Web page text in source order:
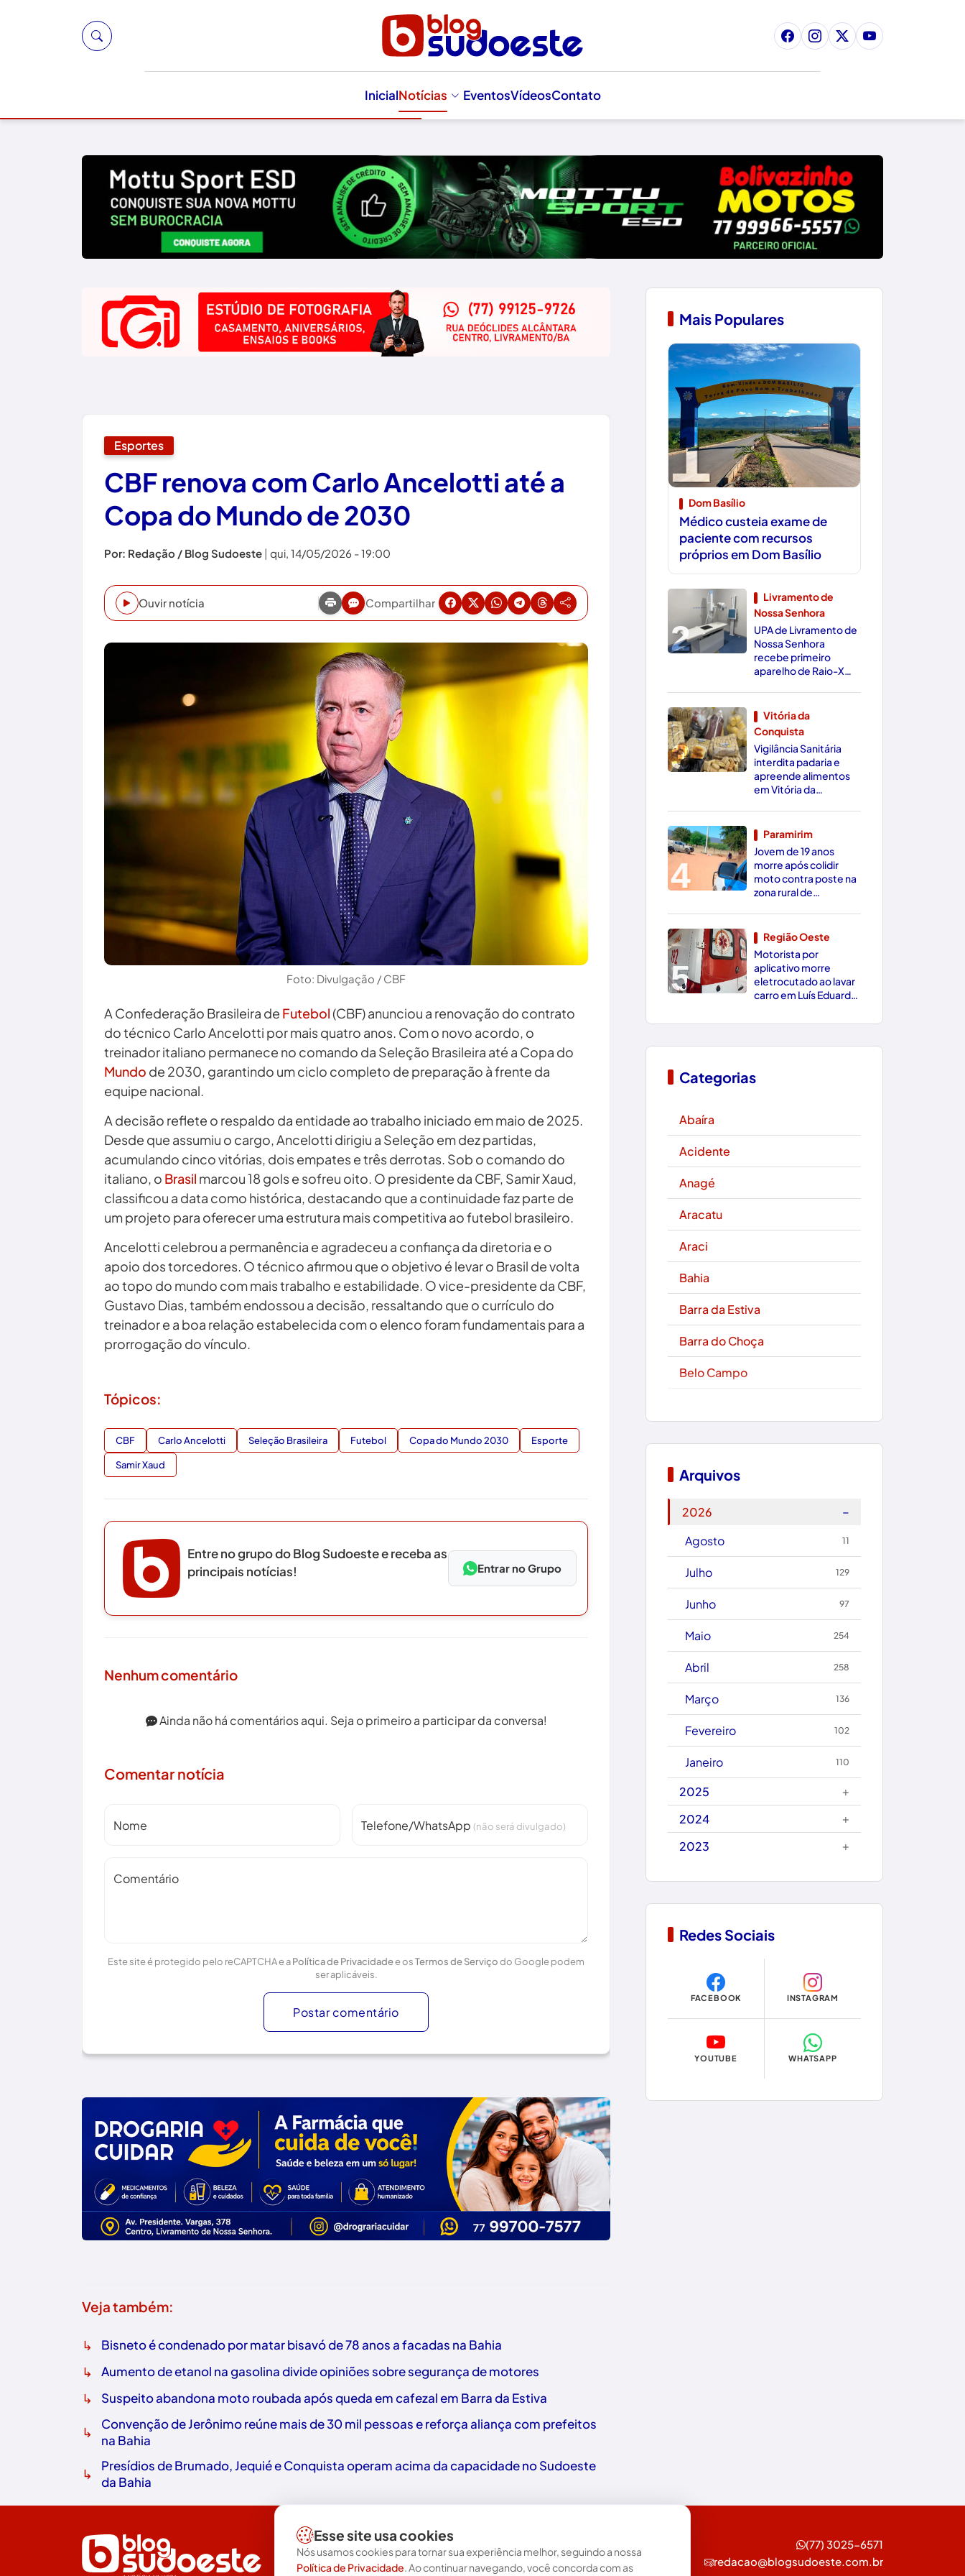
InicialNotícias EventosVídeosContato
Esportes
CBF renova com Carlo Ancelotti até a
Copa do Mundo de 2030
Por: Redação / Blog Sudoeste | qui, 14/05/2026 - 19:00
Ouvir notícia Compartilhar
Foto: Divulgação / CBF
A Confederação Brasileira de Futebol(CBF) anunciou a renovação do contrato
do técnico Carlo Ancelotti por mais quatro anos. Com o novo acordo, o
treinador italiano permanece no comando da Seleção Brasileira até a Copa do
Mundo de 2030, garantindo um ciclo completo de preparação à frente da
equipe nacional.
A decisão reflete o respaldo da entidade ao trabalho iniciado em maio de 2025.
Desde que assumiu o cargo, Ancelotti dirigiu a Seleção em dez partidas,
acumulando cinco vitórias, dois empates e três derrotas. Sob o comando do
italiano, o Brasil marcou 18 gols e sofreu oito. O presidente da CBF, Samir Xaud,
classificou a data como histórica, destacando que a continuidade faz parte de
um projeto para oferecer uma estrutura mais competitiva ao futebol brasileiro.
Ancelotti celebrou a permanência e agradeceu a confiança da diretoria e o
apoio dos torcedores. O técnico afirmou que o objetivo é levar o Brasil de volta
ao topo do mundo com mais trabalho e estabilidade. O vice-presidente da CBF,
Gustavo Dias, também endossou a decisão, ressaltando que o currículo do
treinador e a boa relação estabelecida com o elenco foram fundamentais para a
prorrogação do vínculo.
Tópicos:
CBF Carlo Ancelotti Seleção Brasileira Futebol Copa do Mundo 2030 Esporte
Samir Xaud
Entre no grupo do Blog Sudoeste e receba as
principais notícias!
Entrar no Grupo
Nenhum comentário
Ainda não há comentários aqui. Seja o primeiro a participar da conversa!
Comentar notícia
Nome Telefone/WhatsApp (não será divulgado)
Comentário
Este site é protegido pelo reCAPTCHA e aPolítica de Privacidadee osTermos de Serviçodo Google podem
ser aplicáveis.
Postar comentário
Veja também:
↳ Bisneto é condenado por matar bisavó de 78 anos a facadas na Bahia
↳ Aumento de etanol na gasolina divide opiniões sobre segurança de motores
↳ Suspeito abandona moto roubada após queda em cafezal em Barra da Estiva
↳
Convenção de Jerônimo reúne mais de 30 mil pessoas e reforça aliança com prefeitos
na Bahia
↳
Presídios de Brumado, Jequié e Conquista operam acima da capacidade no Sudoeste
da Bahia
Mais Populares
1
Dom Basílio
Médico custeia exame de
paciente com recursos
próprios em Dom Basílio
2
Livramento de
Nossa Senhora
UPA de Livramento de
Nossa Senhora
recebe primeiro
aparelho de Raio-X
3
Vitória da
Conquista
Vigilância Sanitária
interdita padaria e
apreende alimentos
em Vitória da
4
Paramirim
Jovem de 19 anos
morre após colidir
moto contra poste na
zona rural de
5
Região Oeste
Motorista por
aplicativo morre
eletrocutado ao lavar
carro em Luís Eduardo
Categorias
Abaíra
Acidente
Anagé
Aracatu
Araci
Bahia
Barra da Estiva
Barra do Choça
Belo Campo
Boquira
Brumado
Caculé
Caetanos
Caetité
Candiba
Cândido Sales
Caraíbas
Carinhanha
Caturama
Chapada Diamantina
Condeúba
Copa do Mundo 2026
Dom Basílio
Economia
Educação
Eleições 2024
Ibotirama
Arquivos
2026
−
Agosto
11
Julho 129
Junho 97
Maio 254
Abril 258
Março 136
Fevereiro 102
Janeiro 110
2025
+
2024
+
2023
+
Redes Sociais
FACEBOOK INSTAGRAM
YOUTUBE WHATSAPP
(77) 3025-6571
redacao@blogsudoeste.com.br
Esse site usa cookies
Nós usamos cookies para tornar sua experiência melhor, seguindo a nossa
Política de Privacidade. Ao continuar navegando, você concorda com as